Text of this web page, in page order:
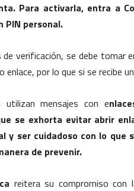
Para activarla, entra a
PIN personal.
verificación, se debe tomar
enlace, por lo que si se recibe
utilizan mensajes con e
se exhorta evitar abrir
y ser cuidadoso con lo que
de prevenir.
reitera su compromiso con